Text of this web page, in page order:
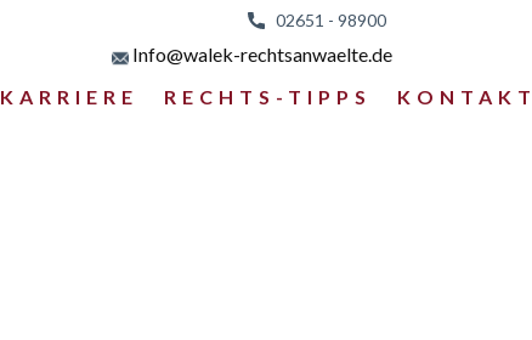
02651 - 98900
KARRIERE RECHTS-TIPPS
Info@walek-rechtsanwaelte.de